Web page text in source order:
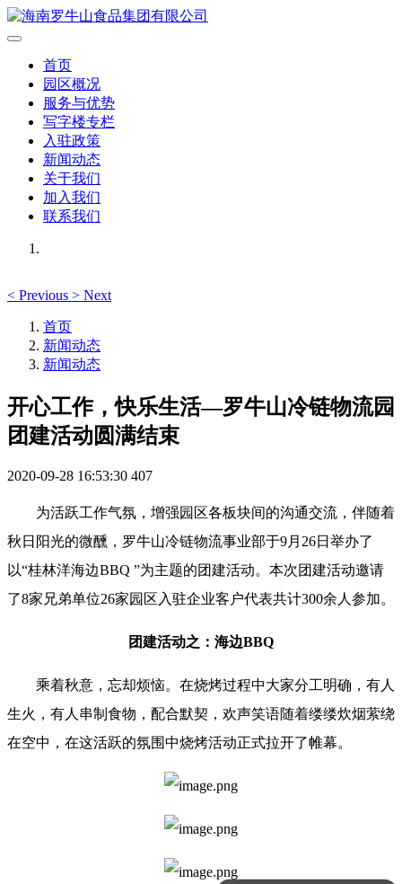
首页
园区概况
服务与优势
写字楼专栏
入驻政策
新闻动态
关于我们
加入我们
联系我们
< Previous > Next
首页
新闻动态
新闻动态
开心工作，快乐生活—罗牛山冷链物流园
团建活动圆满结束
2020-09-28 16:53:30 407
为活跃工作气氛，增强园区各板块间的沟通交流，伴随着
秋日阳光的微醺，罗牛山冷链物流事业部于9月26日举办了
以“桂林洋海边BBQ ”为主题的团建活动。本次团建活动邀请
了8家兄弟单位26家园区入驻企业客户代表共计300余人参加。
团建活动之：海边BBQ
乘着秋意，忘却烦恼。在烧烤过程中大家分工明确，有人
生火，有人串制食物，配合默契，欢声笑语随着缕缕炊烟萦绕
在空中，在这活跃的氛围中烧烤活动正式拉开了帷幕。